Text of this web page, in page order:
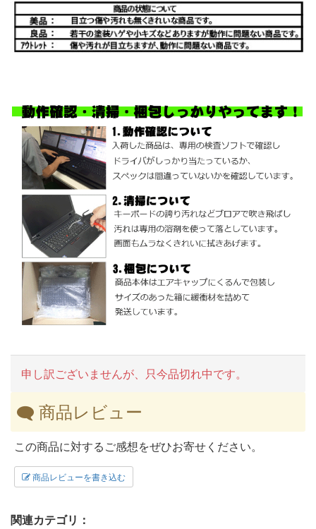
申し訳ございませんが、只今品切れ中です。
商品レビュー
この商品に対するご感想をぜひお寄せください。
商品レビューを書き込む
関連カテゴリ：